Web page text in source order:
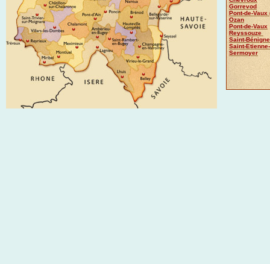
Gorrevod
Pont-de-Vaux
Ozan
Pont-de-Vaux
Reyssouze
Saint-Bénigne
Saint-
Sermoyer